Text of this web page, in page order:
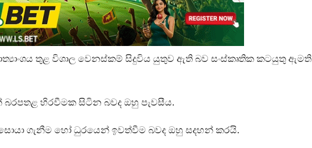
තුළ විශාල වෙනස්කම් සිදුවිය යුතුව ඇති බව සංස්කෘතික කටයුතු ඇමති
හිරවීමක සිටින බවද ඔහු පැවසීය.
ගැනීම හෝ ධුරයෙන් ඉවත්වීම බවද ඔහු සදහන් කරයි.